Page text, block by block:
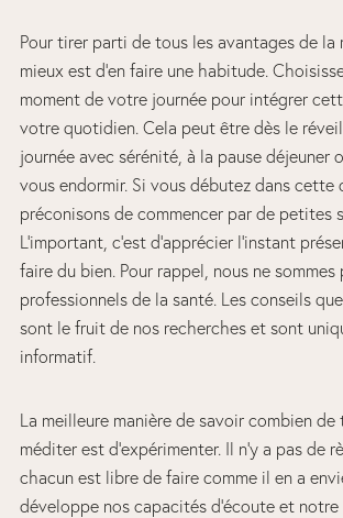
Pour tirer parti de tous les avantages de
mieux est d’en faire une habitude.
moment de votre journée pour intégrer
votre quotidien. Cela peut être dès le
journée avec sérénité, à la pause déjeuner
vous endormir. Si vous débutez dans cette
préconisons de commencer par de petites
L’important, c’est d’apprécier l’instant
faire du bien. Pour rappel, nous ne sommes
professionnels de la santé. Les conseils
sont le fruit de nos recherches et sont
informatif.
La meilleure manière de savoir combien
méditer est d’expérimenter. Il n’y a pas de
chacun est libre de faire comme il en a
développe nos capacités d’écoute et